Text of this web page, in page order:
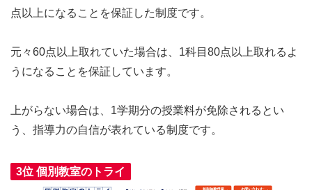
点以上になることを保証した制度です。
元々60点以上取れていた場合は、1科目80点以上取れるよ
うになることを保証しています。
上がらない場合は、1学期分の授業料が免除されるとい
う、指導力の自信が表れている制度です。
3位 個別教室のトライ